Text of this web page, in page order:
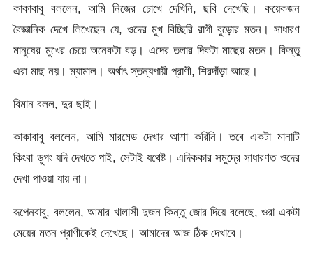
কাকাবাবু বললেন, আমি নিজের চোখে দেখিনি, ছবি দেখেছি। কয়েকজন
বৈজ্ঞানিক দেখে লিখেছেন যে, ওদের মুখ বিচ্ছিরি রাগী বুড়োর মতন। সাধারণ
মানুষের মুখের চেয়ে অনেকটা বড়। এদের তলার দিকটা মাছের মতন। কিন্তু
এরা মাছ নয়। ম্যামাল। অর্থাৎ স্তন্যপায়ী প্রাণী, শিরদাঁড়া আছে।
বিমান বলল, দুর ছাই।
কাকাবাবু বললেন, আমি মারমেড দেখার আশা করিনি। তবে একটা মানাটি
কিংবা ড়ুগং যদি দেখতে পাই, সেটাই যথেষ্ট। এদিককার সমুদ্রে সাধারণত ওদের
দেখা পাওয়া যায় না।
রূপেনবাবু, বললেন, আমার খালাসী দুজন কিন্তু জোর দিয়ে বলেছে, ওরা একটা
মেয়ের মতন প্রাণীকেই দেখেছে। আমাদের আজ ঠিক দেখাবে।